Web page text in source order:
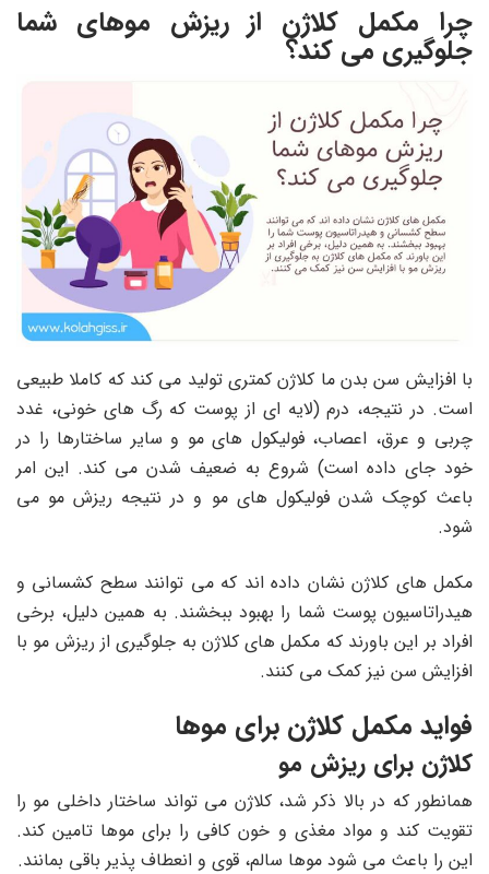
چرا مکمل کلاژن از ریزش موهای شما
جلوگیری می کند؟
با افزایش سن بدن ما کلاژن کمتری تولید می کند که کاملا طبیعی
است. در نتیجه، درم (لایه ای از پوست که رگ های خونی، غدد
چربی و عرق، اعصاب، فولیکول های مو و سایر ساختارها را در
خود جای داده است) شروع به ضعیف شدن می کند. این امر
باعث کوچک شدن فولیکول های مو و در نتیجه ریزش مو می
شود.
مکمل ‌های کلاژن نشان داده‌ اند که می‌ توانند سطح کشسانی و
هیدراتاسیون پوست شما را بهبود ببخشند. به همین دلیل، برخی
افراد بر این باورند که مکمل‌ های کلاژن به جلوگیری از ریزش مو با
افزایش سن نیز کمک می ‌کنند.
فواید مکمل کلاژن برای موها
کلاژن برای ریزش مو
همانطور که در بالا ذکر شد، کلاژن می تواند ساختار داخلی مو را
تقویت کند و مواد مغذی و خون کافی را برای موها تامین کند.
این را باعث می شود موها سالم، قوی و انعطاف پذیر باقی بمانند.